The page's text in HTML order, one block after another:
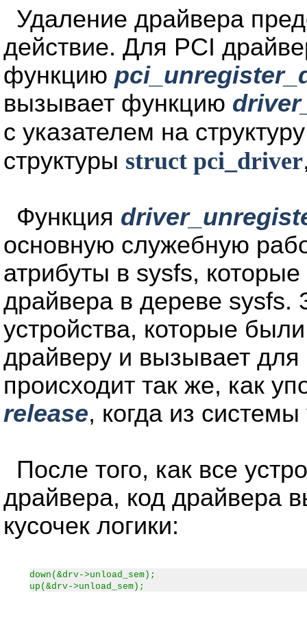
Удаление драйвера
действие. Для PCI
функцию
вызывает функцию
с указателем на
структуры struct pci_driver
Функция
основную служебную
атрибуты в sysfs,
драйвера в дереве sysfs.
устройства, которые
драйверу и вызывает
происходит так же, как
release, когда из
После того, как все
драйвера, код драйвера
кусочек логики:
down(&drv->unload_sem);
up(&drv->unload_sem);